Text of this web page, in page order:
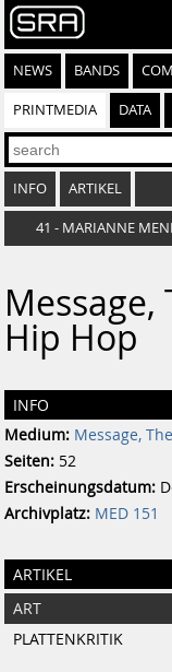
NEWS BANDS
PRINTMEDIA DATA
INFO ARTIKEL
41 - MARIANNE
Message,
Hip Hop
INFO
Medium: Message, The
Seiten: 52
Erscheinungsdatum:
Archivplatz: MED 151
ARTIKEL
ART
PLATTENKRITIK